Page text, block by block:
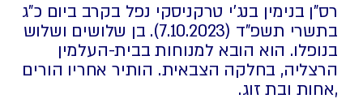
רס"ן בנימין בנג'י טרקניסקי נפל בקרב ביום כ"ג
בתשרי תשפ"ד (7.10.2023). בן שלושים ושלוש
בנופלו. הוא הובא למנוחות בבית-העלמין
הרצליה, בחלקה הצבאית. הותיר אחריו הורים
,אחות ובת זוג.